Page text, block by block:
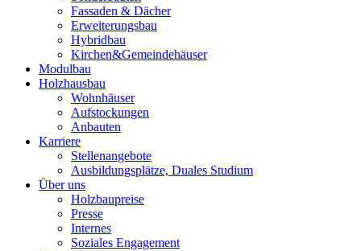
Fassaden & Dächer
Erweiterungsbau
Hybridbau
Kirchen&Gemeindehäuser
Modulbau
Holzhausbau
Wohnhäuser
Aufstockungen
Anbauten
Karriere
Stellenangebote
Ausbildungsplätze, Duales Studium
Über uns
Holzbaupreise
Presse
Internes
Soziales Engagement